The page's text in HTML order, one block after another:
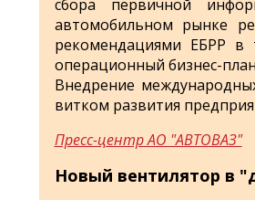
сбора первичной
автомобильном рынке
рекомендациями ЕБРР в
операционный бизнес-
Внедрение
витком развития
Пресс-центр АО "АВТОВАЗ"
Новый вентилятор в